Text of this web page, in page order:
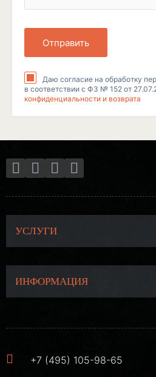
Отправить
Даю согласие на обработку
в соответствии с ФЗ № 152 от
конфиденциальности и возврата
УСЛУГИ
ИНФОРМАЦИЯ
+7 (495) 105-98-65